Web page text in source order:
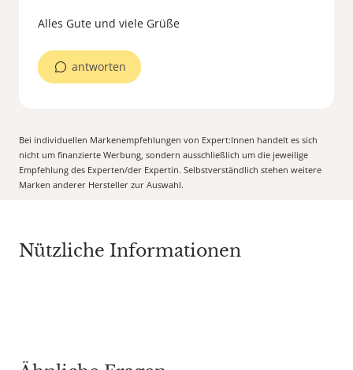
antworten
Bei individuellen Markenempfehlungen von Expert:Innen handelt es sich
nicht um finanzierte Werbung, sondern ausschließlich um die jeweilige
Empfehlung des Experten/der Expertin. Selbstverständlich stehen weitere
Marken anderer Hersteller zur Auswahl.
Nützliche Informationen